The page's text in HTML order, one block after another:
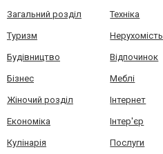
Загальний розділ Техніка
Туризм Нерухомість
Будівництво Відпочинок
Бізнес Меблі
Жіночий розділ Інтернет
Економіка Інтер'єр
Кулінарія Послуги